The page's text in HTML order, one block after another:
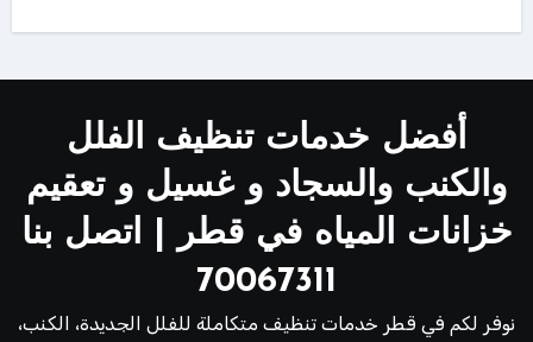
أفضل خدمات تنظيف الفلل
والكنب والسجاد و غسيل و تعقيم
خزانات المياه في قطر | اتصل بنا
70067311
نوفر لكم في قطر خدمات تنظيف متكاملة للفلل الجديدة، الكنب،